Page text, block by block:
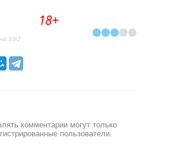
18+
:3.0/2
комментарии могут только
пользователи.